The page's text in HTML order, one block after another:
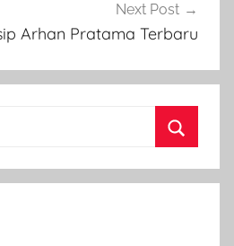
Next Post
Arhan Pratama Terbaru